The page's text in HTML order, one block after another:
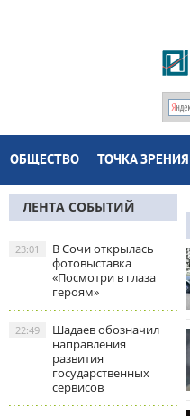
ОБЩЕСТВО ТОЧКА ЗРЕНИЯ
ЛЕНТА СОБЫТИЙ
В Сочи открылась
фотовыставка
«Посмотри в глаза
героям»
23:01
Шадаев обозначил
направления
развития
государственных
сервисов
22:49